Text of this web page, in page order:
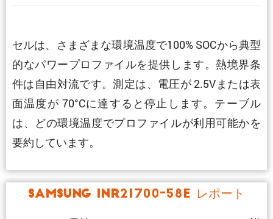
セルは、さまざまな環境温度で100% SOCから典型
的なパワープロファイルを提供します。熱境界条
件は自由対流です。測定は、電圧が 2.5Vまたは表
面温度が 70°Cに達すると停止します。テーブル
は、どの環境温度でプロファイルが利用可能かを
要約しています。
Samsung INR21700-58E レポート